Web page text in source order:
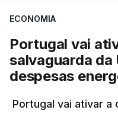
Portugal
ECONOMIA
Portugal vai
salvaguarda da
despesas
Portugal vai ativar a